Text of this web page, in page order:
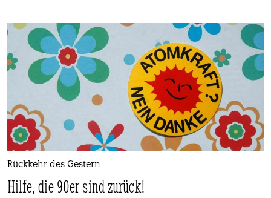
Rückkehr des Gestern
Hilfe, die 90er sind zurück!